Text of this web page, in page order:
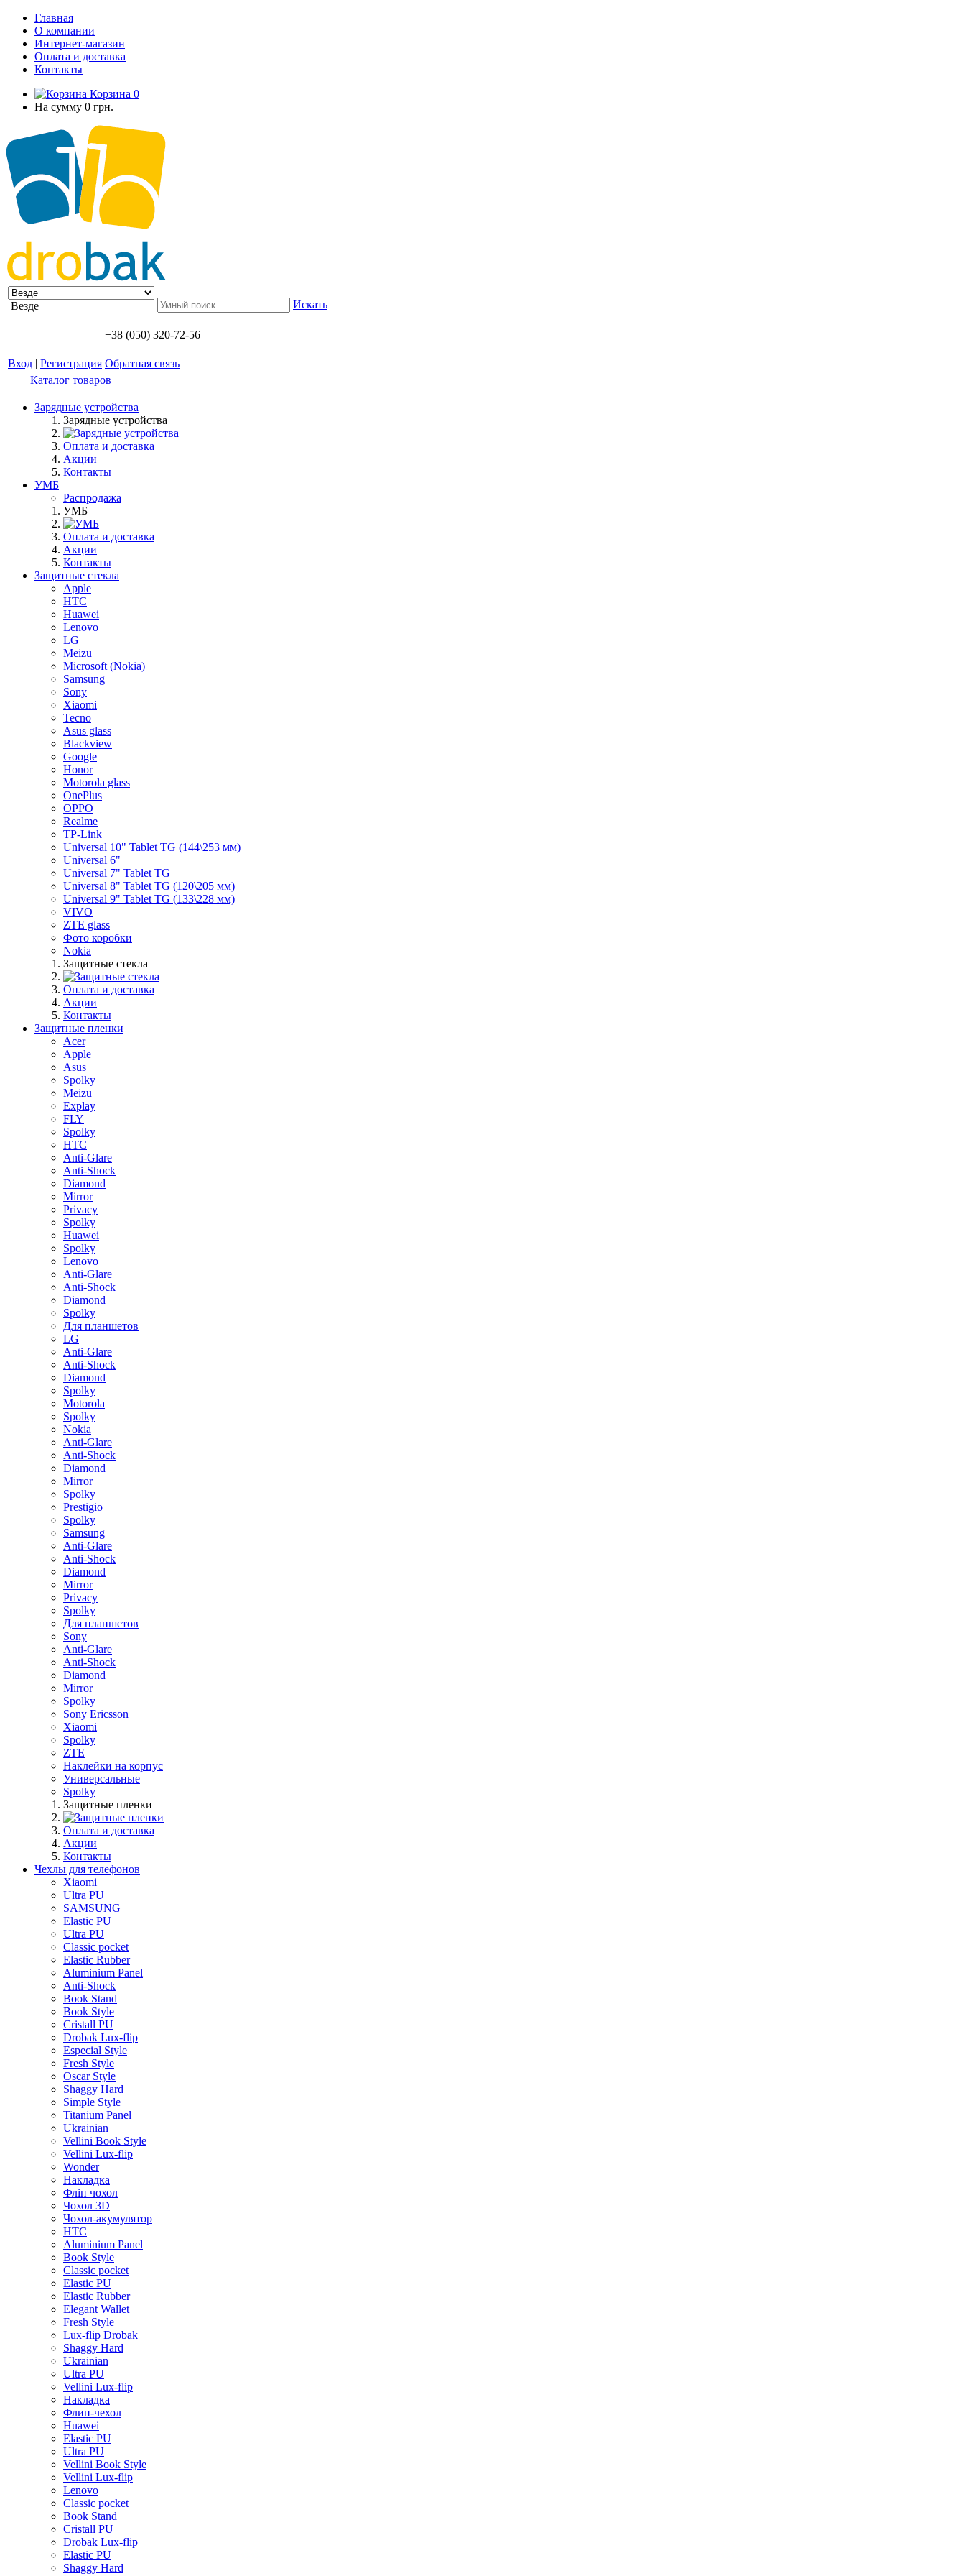
Главная
О компании
Интернет-магазин
Оплата и доставка
Контакты
Корзина 0
На сумму 0 грн.
Везде Искать
+38 (050) 320-72-56
Вход | Регистрация Обратная связь
Каталог товаров
Зарядные устройства
Зарядные устройства
Оплата и доставка
Акции
Контакты
УМБ
Распродажа
УМБ
Оплата и доставка
Акции
Контакты
Защитные стекла
Apple
HTC
Huawei
Lenovo
LG
Meizu
Microsoft (Nokia)
Samsung
Sony
Xiaomi
Tecno
Asus glass
Blackview
Google
Honor
Motorola glass
OnePlus
OPPO
Realme
TP-Link
Universal 10" Tablet TG (144\253 мм)
Universal 6"
Universal 7" Tablet TG
Universal 8" Tablet TG (120\205 мм)
Universal 9" Tablet TG (133\228 мм)
VIVO
ZTE glass
Фото коробки
Nokia
Защитные стекла
Оплата и доставка
Акции
Контакты
Защитные пленки
Acer
Apple
Asus
Spolky
Meizu
Explay
FLY
Spolky
HTC
Anti-Glare
Anti-Shock
Diamond
Mirror
Privacy
Spolky
Huawei
Spolky
Lenovo
Anti-Glare
Anti-Shock
Diamond
Spolky
Для планшетов
LG
Anti-Glare
Anti-Shock
Diamond
Spolky
Motorola
Spolky
Nokia
Anti-Glare
Anti-Shock
Diamond
Mirror
Spolky
Prestigio
Spolky
Samsung
Anti-Glare
Anti-Shock
Diamond
Mirror
Privacy
Spolky
Для планшетов
Sony
Anti-Glare
Anti-Shock
Diamond
Mirror
Spolky
Sony Ericsson
Xiaomi
Spolky
ZTE
Наклейки на корпус
Универсальные
Spolky
Защитные пленки
Оплата и доставка
Акции
Контакты
Чехлы для телефонов
Xiaomi
Ultra PU
SAMSUNG
Elastic PU
Ultra PU
Classic pocket
Elastic Rubber
Aluminium Panel
Anti-Shock
Book Stand
Book Style
Cristall PU
Drobak Lux-flip
Especial Style
Fresh Style
Oscar Style
Shaggy Hard
Simple Style
Titanium Panel
Ukrainian
Vellini Book Style
Vellini Lux-flip
Wonder
Накладка
Фліп чохол
Чохол 3D
Чохол-акумулятор
HTC
Aluminium Panel
Book Style
Classic pocket
Elastic PU
Elastic Rubber
Elegant Wallet
Fresh Style
Lux-flip Drobak
Shaggy Hard
Ukrainian
Ultra PU
Vellini Lux-flip
Накладка
Флип-чехол
Huawei
Elastic PU
Ultra PU
Vellini Book Style
Vellini Lux-flip
Lenovo
Classic pocket
Book Stand
Cristall PU
Drobak Lux-flip
Elastic PU
Shaggy Hard